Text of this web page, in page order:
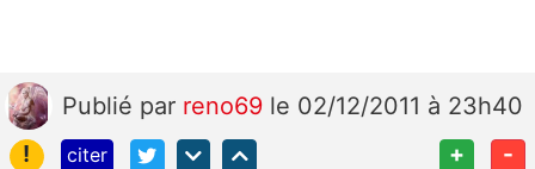
Publié par reno69 le 02/12/2011 à 23h40
!
citer + -